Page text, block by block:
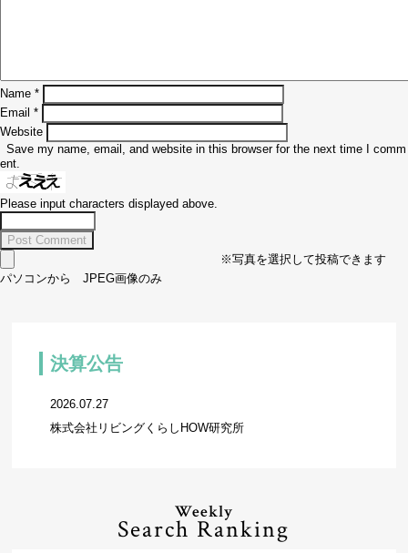
Name *
Email *
Website
Save my name, email, and website in this browser for the next time I comm
ent.
Please input characters displayed above.
※写真を選択して投稿できます
パソコンから JPEG画像のみ
決算公告
2026.07.27
株式会社リビングくらしHOW研究所
Weekly
Search Ranking